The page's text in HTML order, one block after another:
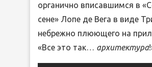
органично вписавшимся в
сене» Лопе де Вега в виде
небрежно плюющего на
«Все это так… архитектура